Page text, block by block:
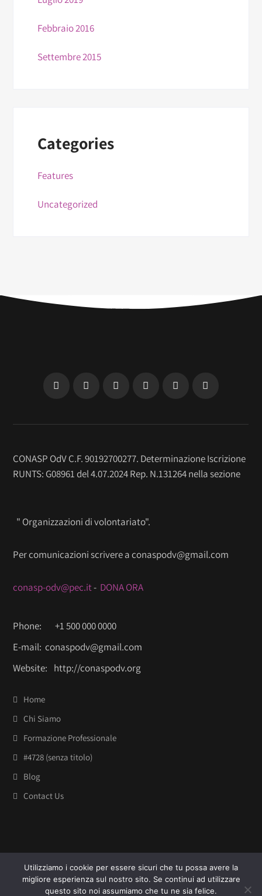
Febbraio 2016
Settembre 2015
Categories
Features
Uncategorized
CONASP OdV C.F. 90192700277. Determinazione Iscrizione
RUNTS: G08961 del 4.07.2024 Rep. N.131264 nella sezione
" Organizzazioni di volontariato".
Per comunicazioni scrivere a conaspodv@gmail.com
conasp-odv@pec.it- DONA ORA
Phone:
+1 500 000 0000
E-mail:conaspodv@gmail.com
Website: http://conaspodv.org
Home
Chi Siamo
Formazione Professionale
#4728 (senza titolo)
Blog
Contact Us
© Copyright 2025 Dr.phone Avezzano All Rights Reserved
Utilizziamo i cookie per essere sicuri che tu possa avere la
migliore esperienza sul nostro sito. Se continui ad utilizzare
questo sito noi assumiamo che tu ne sia felice.